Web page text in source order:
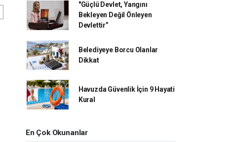
"Güçlü Devlet, Yangını
Bekleyen Değil Önleyen
Devlettir”
Belediyeye Borcu Olanlar
Dikkat
Havuzda Güvenlik İçin 9 Hayati
Kural
En Çok Okunanlar